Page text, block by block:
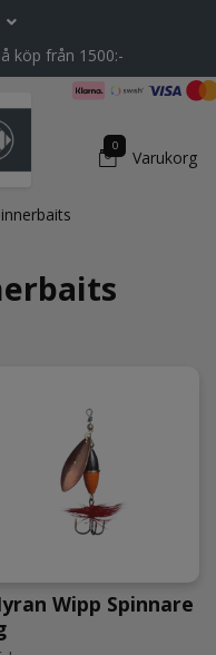
köp från 1500:-
0
Varukorg
Wipp Spinnare